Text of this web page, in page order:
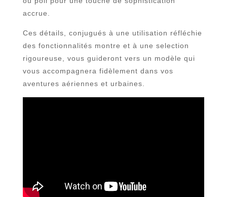
accrue.
Ces détails, conjugués à une utilisation réfléchie
des fonctionnalités montre et à une selection
rigoureuse, vous guideront vers un modèle qui
vous accompagnera fidèlement dans vos
aventures aériennes et urbaines.